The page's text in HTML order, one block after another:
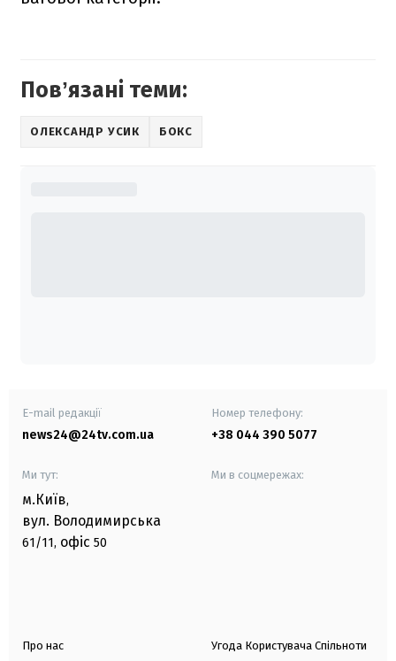
Повʼязані теми:
ОЛЕКСАНДР УСИК БОКС
E-mail редакції
news24@24tv.com.ua
Номер телефону:
+38 044 390 5077
Ми тут:
м.Київ,
вул. Володимирська
61/11, офіс 50
Ми в соцмережах:
Про нас Угода Користувача Спільноти